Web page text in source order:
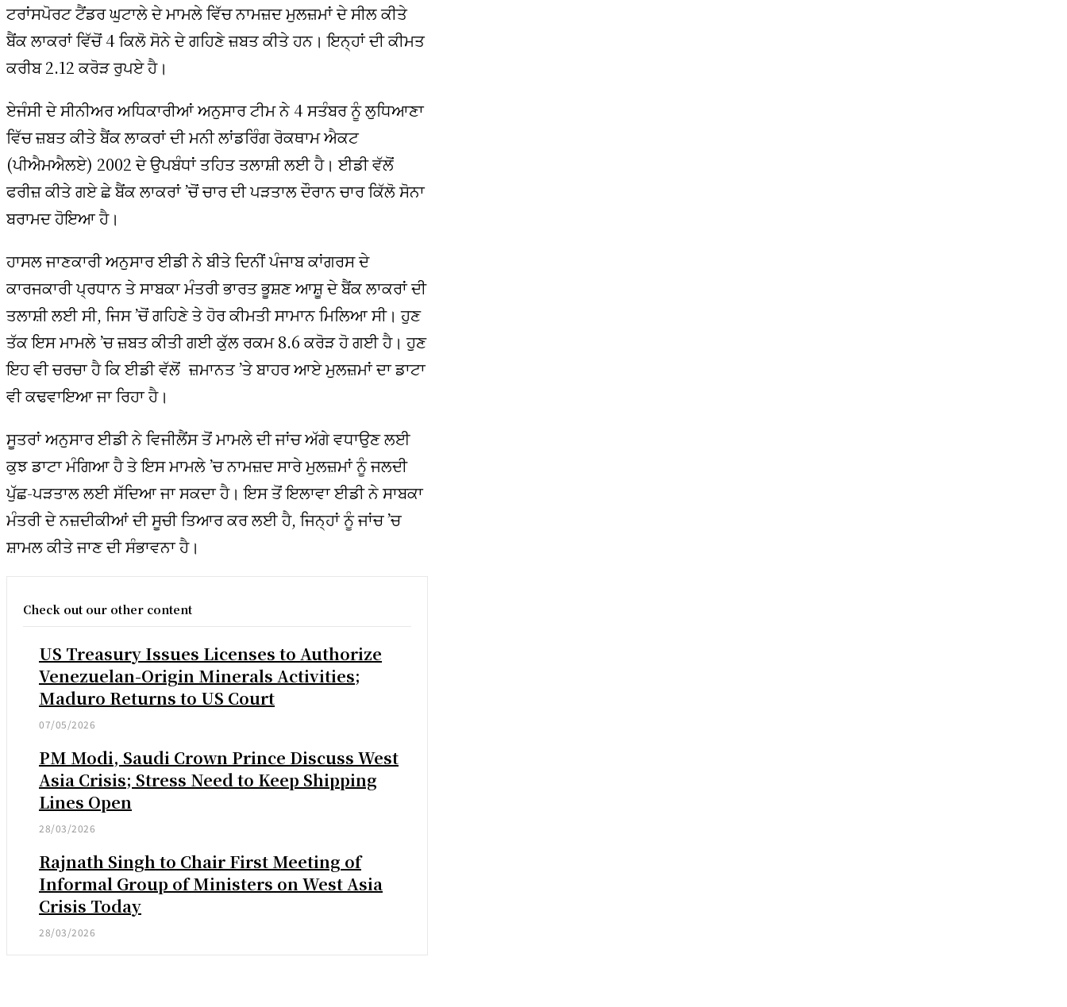
ਟਰਾਂਸਪੋਰਟ ਟੈਂਡਰ ਘੁਟਾਲੇ ਦੇ ਮਾਮਲੇ ਵਿੱਚ ਨਾਮਜ਼ਦ ਮੁਲਜ਼ਮਾਂ ਦੇ ਸੀਲ ਕੀਤੇ
ਬੈਂਕ ਲਾਕਰਾਂ ਵਿੱਚੋਂ 4 ਕਿਲੋ ਸੋਨੇ ਦੇ ਗਹਿਣੇ ਜ਼ਬਤ ਕੀਤੇ ਹਨ। ਇਨ੍ਹਾਂ ਦੀ ਕੀਮਤ
ਕਰੀਬ 2.12 ਕਰੋੜ ਰੁਪਏ ਹੈ।
ਏਜੰਸੀ ਦੇ ਸੀਨੀਅਰ ਅਧਿਕਾਰੀਆਂ ਅਨੁਸਾਰ ਟੀਮ ਨੇ 4 ਸਤੰਬਰ ਨੂੰ ਲੁਧਿਆਣਾ
ਵਿੱਚ ਜ਼ਬਤ ਕੀਤੇ ਬੈਂਕ ਲਾਕਰਾਂ ਦੀ ਮਨੀ ਲਾਂਡਰਿੰਗ ਰੋਕਥਾਮ ਐਕਟ
(ਪੀਐਮਐਲਏ) 2002 ਦੇ ਉਪਬੰਧਾਂ ਤਹਿਤ ਤਲਾਸ਼ੀ ਲਈ ਹੈ। ਈਡੀ ਵੱਲੋਂ
ਫਰੀਜ਼ ਕੀਤੇ ਗਏ ਛੇ ਬੈਂਕ ਲਾਕਰਾਂ ’ਚੋਂ ਚਾਰ ਦੀ ਪੜਤਾਲ ਦੌਰਾਨ ਚਾਰ ਕਿੱਲੋ ਸੋਨਾ
ਬਰਾਮਦ ਹੋਇਆ ਹੈ।
ਹਾਸਲ ਜਾਣਕਾਰੀ ਅਨੁਸਾਰ ਈਡੀ ਨੇ ਬੀਤੇ ਦਿਨੀਂ ਪੰਜਾਬ ਕਾਂਗਰਸ ਦੇ
ਕਾਰਜਕਾਰੀ ਪ੍ਰਧਾਨ ਤੇ ਸਾਬਕਾ ਮੰਤਰੀ ਭਾਰਤ ਭੂਸ਼ਣ ਆਸ਼ੂ ਦੇ ਬੈਂਕ ਲਾਕਰਾਂ ਦੀ
ਤਲਾਸ਼ੀ ਲਈ ਸੀ, ਜਿਸ ’ਚੋਂ ਗਹਿਣੇ ਤੇ ਹੋਰ ਕੀਮਤੀ ਸਾਮਾਨ ਮਿਲਿਆ ਸੀ। ਹੁਣ
ਤੱਕ ਇਸ ਮਾਮਲੇ ’ਚ ਜ਼ਬਤ ਕੀਤੀ ਗਈ ਕੁੱਲ ਰਕਮ 8.6 ਕਰੋੜ ਹੋ ਗਈ ਹੈ। ਹੁਣ
ਇਹ ਵੀ ਚਰਚਾ ਹੈ ਕਿ ਈਡੀ ਵੱਲੋਂ ਜ਼ਮਾਨਤ ’ਤੇ ਬਾਹਰ ਆਏ ਮੁਲਜ਼ਮਾਂ ਦਾ ਡਾਟਾ
ਵੀ ਕਢਵਾਇਆ ਜਾ ਰਿਹਾ ਹੈ।
ਸੂਤਰਾਂ ਅਨੁਸਾਰ ਈਡੀ ਨੇ ਵਿਜੀਲੈਂਸ ਤੋਂ ਮਾਮਲੇ ਦੀ ਜਾਂਚ ਅੱਗੇ ਵਧਾਉਣ ਲਈ
ਕੁਝ ਡਾਟਾ ਮੰਗਿਆ ਹੈ ਤੇ ਇਸ ਮਾਮਲੇ ’ਚ ਨਾਮਜ਼ਦ ਸਾਰੇ ਮੁਲਜ਼ਮਾਂ ਨੂੰ ਜਲਦੀ
ਪੁੱਛ-ਪੜਤਾਲ ਲਈ ਸੱਦਿਆ ਜਾ ਸਕਦਾ ਹੈ। ਇਸ ਤੋਂ ਇਲਾਵਾ ਈਡੀ ਨੇ ਸਾਬਕਾ
ਮੰਤਰੀ ਦੇ ਨਜ਼ਦੀਕੀਆਂ ਦੀ ਸੂਚੀ ਤਿਆਰ ਕਰ ਲਈ ਹੈ, ਜਿਨ੍ਹਾਂ ਨੂੰ ਜਾਂਚ ’ਚ
ਸ਼ਾਮਲ ਕੀਤੇ ਜਾਣ ਦੀ ਸੰਭਾਵਨਾ ਹੈ।
Check out our other content
US Treasury Issues Licenses to Authorize
Venezuelan-Origin Minerals Activities;
Maduro Returns to US Court
07/05/2026
PM Modi, Saudi Crown Prince Discuss West
Asia Crisis; Stress Need to Keep Shipping
Lines Open
28/03/2026
Rajnath Singh to Chair First Meeting of
Informal Group of Ministers on West Asia
Crisis Today
28/03/2026